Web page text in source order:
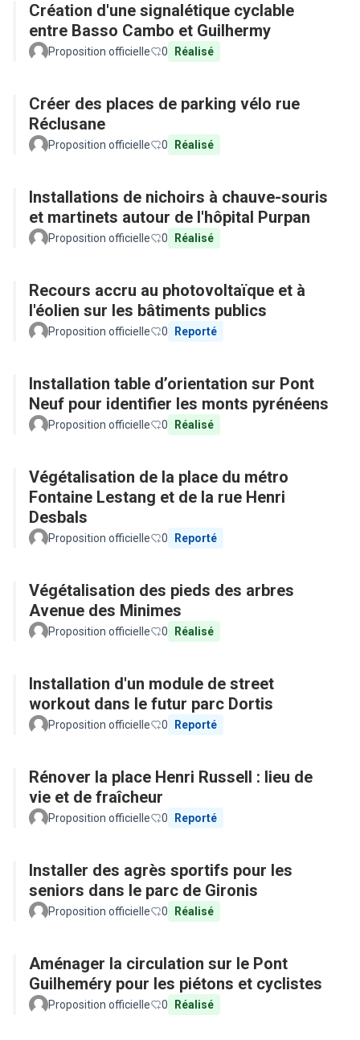
Création d'une signalétique cyclable
entre Basso Cambo et Guilhermy
Proposition officielle 0 Réalisé
Créer des places de parking vélo rue
Réclusane
Proposition officielle 0 Réalisé
Installations de nichoirs à chauve-souris
et martinets autour de l'hôpital Purpan
Proposition officielle 0 Réalisé
Recours accru au photovoltaïque et à
l'éolien sur les bâtiments publics
Proposition officielle 0 Reporté
Installation table d’orientation sur Pont
Neuf pour identifier les monts pyrénéens
Proposition officielle 0 Réalisé
Végétalisation de la place du métro
Fontaine Lestang et de la rue Henri
Desbals
Proposition officielle 0 Reporté
Végétalisation des pieds des arbres
Avenue des Minimes
Proposition officielle 0 Réalisé
Installation d'un module de street
workout dans le futur parc Dortis
Proposition officielle 0 Reporté
Rénover la place Henri Russell : lieu de
vie et de fraîcheur
Proposition officielle 0 Reporté
Installer des agrès sportifs pour les
seniors dans le parc de Gironis
Proposition officielle 0 Réalisé
Aménager la circulation sur le Pont
Guilheméry pour les piétons et cyclistes
Proposition officielle 0 Réalisé